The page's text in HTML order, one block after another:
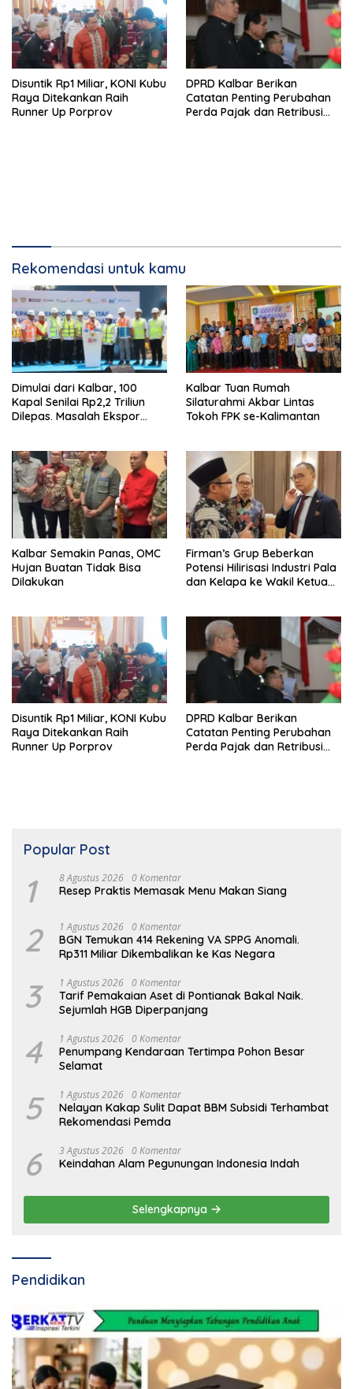
Disuntik Rp1 Miliar, KONI Kubu
Raya Ditekankan Raih
Runner Up Porprov
DPRD Kalbar Berikan
Catatan Penting Perubahan
Perda Pajak dan Retribusi
Rekomendasi untuk kamu
Dimulai dari Kalbar, 100
Kapal Senilai Rp2,2 Triliun
Dilepas. Masalah Ekspor
Kalbar Tuan Rumah
Silaturahmi Akbar Lintas
Tokoh FPK se-Kalimantan
Kalbar Semakin Panas, OMC
Hujan Buatan Tidak Bisa
Dilakukan
Firman’s Grup Beberkan
Potensi Hilirisasi Industri Pala
dan Kelapa ke Wakil Ketua
Disuntik Rp1 Miliar, KONI Kubu
Raya Ditekankan Raih
Runner Up Porprov
DPRD Kalbar Berikan
Catatan Penting Perubahan
Perda Pajak dan Retribusi
Popular Post
1 8 Agustus 2026 0 Komentar
Resep Praktis Memasak Menu Makan Siang
2 1 Agustus 2026 0 Komentar
BGN Temukan 414 Rekening VA SPPG Anomali.
Rp311 Miliar Dikembalikan ke Kas Negara
3 1 Agustus 2026 0 Komentar
Tarif Pemakaian Aset di Pontianak Bakal Naik.
Sejumlah HGB Diperpanjang
4 1 Agustus 2026 0 Komentar
Penumpang Kendaraan Tertimpa Pohon Besar
Selamat
5 1 Agustus 2026 0 Komentar
Nelayan Kakap Sulit Dapat BBM Subsidi Terhambat
Rekomendasi Pemda
6 3 Agustus 2026 0 Komentar
Keindahan Alam Pegunungan Indonesia Indah
Selengkapnya
Pendidikan